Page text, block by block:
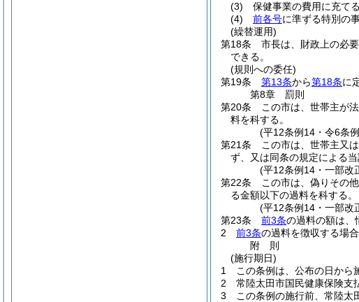
(3)
保健事業の費用に充て
(4)
前各号に準ずる特別の
(繰替運用)
第18条
市長は、財政上の必
できる。
(規則への委任)
第19条
第13条から第18条に
第8章
罰則
第20条
この市は、世帯主が
料を科する。
(平12条例14・令6条
第21条
この市は、世帯主又
ず、又は同条の規定による
(平12条例14・一部改
第22条
この市は、偽りその
る金額以下の過料を科する。
(平12条例14・一部改
第23条
前3条の過料の額は、
2
前3条の過料を徴収する場
附 則
(施行期日)
1
この条例は、公布の日から
2
常陸太田市国民健康保険支
3
この条例の施行前、常陸太